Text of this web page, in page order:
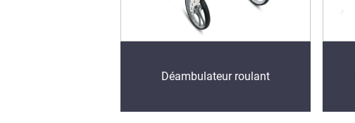
Déambulateur roulant